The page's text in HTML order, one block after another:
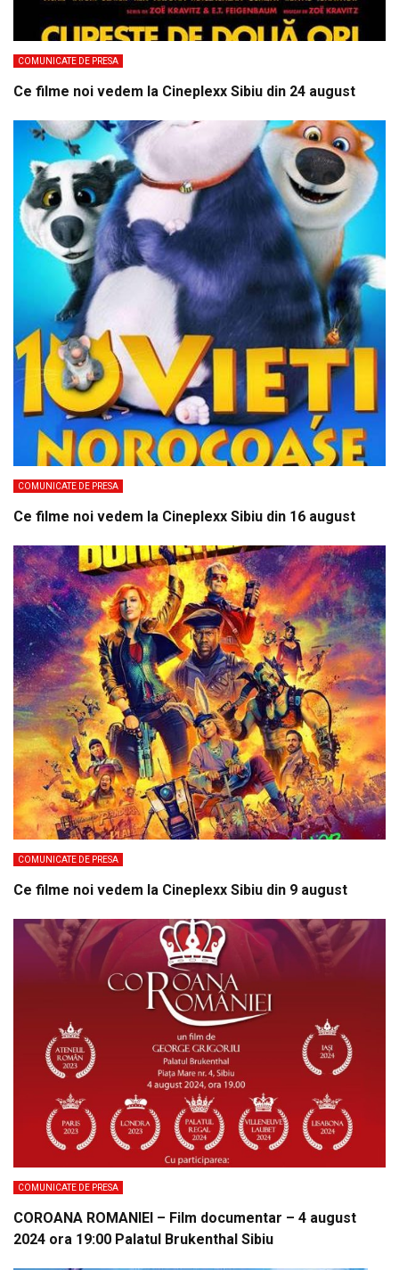
COMUNICATE DE PRESA
Ce filme noi vedem la Cineplexx Sibiu din 24 august
COMUNICATE DE PRESA
Ce filme noi vedem la Cineplexx Sibiu din 16 august
COMUNICATE DE PRESA
Ce filme noi vedem la Cineplexx Sibiu din 9 august
COMUNICATE DE PRESA
COROANA ROMANIEI – Film documentar – 4 august
2024 ora 19:00 Palatul Brukenthal Sibiu